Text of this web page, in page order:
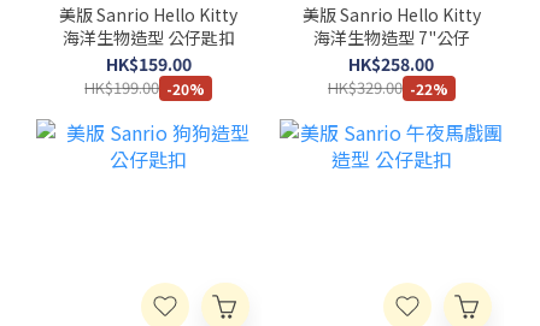
美版 Sanrio Hello Kitty
海洋生物造型 公仔匙扣
HK$159.00
HK$199.00 -20%
美版 Sanrio Hello Kitty
海洋生物造型 7"公仔
HK$258.00
HK$329.00 -22%